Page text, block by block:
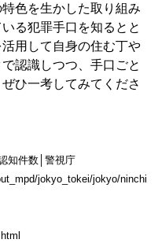
色を生かした取り組み
る犯罪手口を知るとと
用して自身の住む丁や
認識しつつ、手口ごと
ひ一考してみてくださ
知件数│警視庁
jokyo_tokei/jokyo/ninchi